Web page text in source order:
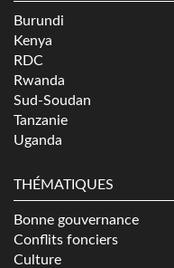
Burundi
Kenya
RDC
Rwanda
Sud-Soudan
Tanzanie
Uganda
THÉMATIQUES
Bonne gouvernance
Conflits fonciers
Culture